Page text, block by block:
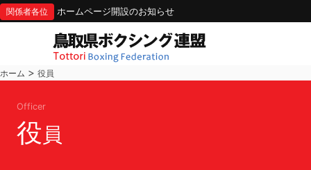
関係者各位 ホームページ開設のお知らせ
ホーム > 役員
Officer
役 員